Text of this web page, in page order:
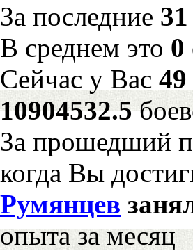
За последние
В среднем это 0
Сейчас у Вас 49
10904532.5
За прошедший
когда Вы
Румянцев
опыта за месяц